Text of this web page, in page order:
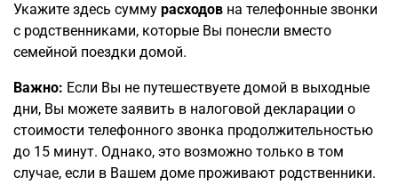
Укажите здесь сумму расходов на телефонные звонки
с родственниками, которые Вы понесли вместо
семейной поездки домой.
Важно: Если Вы не путешествуете домой в выходные
дни, Вы можете заявить в налоговой декларации о
стоимости телефонного звонка продолжительностью
до 15 минут. Однако, это возможно только в том
случае, если в Вашем доме проживают родственники.